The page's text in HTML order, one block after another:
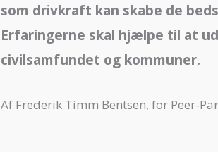
som drivkraft kan skabe de
Erfaringerne skal hjælpe til at
civilsamfundet og kommuner.
Af Frederik Timm Bentsen, for Peer-